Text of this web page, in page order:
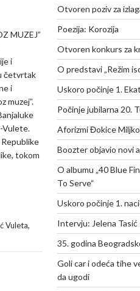
MUZEJ”
i
četvrtak
i
muzej”.
Vulete.
tokom
Vuleta,
Otvoren poziv za
Poezija: Korozija
Otvoren konkurs za
O predstavi „Režim
Uskoro počinje 1.
Počinje jubilarna 20.
Aforizmi Đokice
Boozter objavio novi
O albumu „40 Blue
To Serve“
Uskoro počinje 1.
Intervju: Jelena Tasić
35. godina
Goli car i odeća tihe
da ugodi